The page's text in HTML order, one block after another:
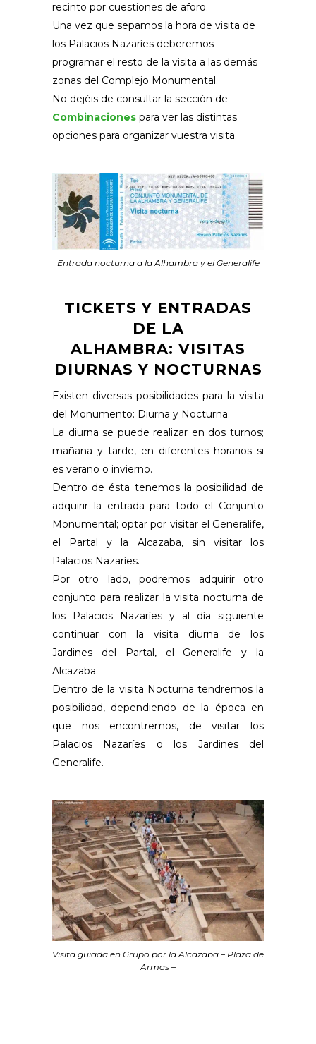
recinto por cuestiones de aforo.
Una vez que sepamos la hora de visita de
los Palacios Nazaríes deberemos
programar el resto de la visita a las demás
zonas del Complejo Monumental.
No dejéis de consultar la sección de
Combinaciones para ver las distintas
opciones para organizar vuestra visita.
Entrada nocturna a la Alhambra y el Generalife
TICKETS Y ENTRADAS
DE LA
ALHAMBRA: VISITAS
DIURNAS Y NOCTURNAS
Existen diversas posibilidades para la visita
del Monumento: Diurna y Nocturna.
La diurna se puede realizar en dos turnos;
mañana y tarde, en diferentes horarios si
es verano o invierno.
Dentro de ésta tenemos la posibilidad de
adquirir la entrada para todo el Conjunto
Monumental; optar por visitar el Generalife,
el Partal y la Alcazaba, sin visitar los
Palacios Nazaríes.
Por otro lado, podremos adquirir otro
conjunto para realizar la visita nocturna de
los Palacios Nazaríes y al día siguiente
continuar con la visita diurna de los
Jardines del Partal, el Generalife y la
Alcazaba.
Dentro de la visita Nocturna tendremos la
posibilidad, dependiendo de la época en
que nos encontremos, de visitar los
Palacios Nazaríes o los Jardines del
Generalife.
Visita guiada en Grupo por la Alcazaba – Plaza de
Armas –